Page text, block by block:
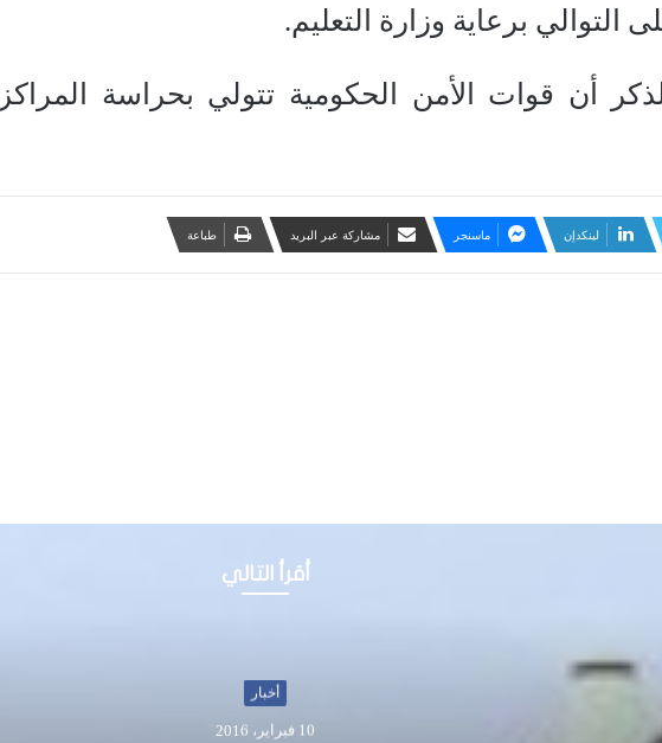
التوالي برعاية وزارة التعليم.
أن قوات الأمن الحكومية تتولي بحراسة
لينكدإن ماسنجر مشاركة عبر البريد طباعة
أقرأ التالي
أخبار
28 ديسمبر، 2015